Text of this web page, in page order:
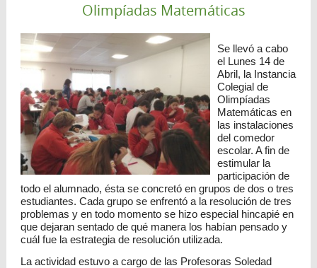
50 Años Formando personas íntegras
Edificio actual
Olimpíadas Matemáticas
Se llevó a cabo
el Lunes 14 de
Abril, la Instancia
Colegial de
Olimpíadas
Matemáticas en
las instalaciones
del comedor
escolar. A fin de
estimular la
participación de
todo el alumnado, ésta se concretó en grupos de dos o tres
estudiantes. Cada grupo se enfrentó a la resolución de tres
problemas y en todo momento se hizo especial hincapié en
que dejaran sentado de qué manera los habían pensado y
cuál fue la estrategia de resolución utilizada.
La actividad estuvo a cargo de las Profesoras Soledad